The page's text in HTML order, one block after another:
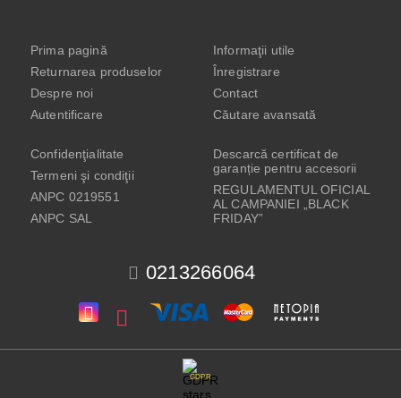
0213266064
Prima pagină
Returnarea produselor
Despre noi
Autentificare
Informaţii utile
Înregistrare
Contact
Căutare avansată
Confidenţialitate
Termeni şi condiţii
ANPC 0219551
ANPC SAL
Descarcă certificat de
garanție pentru accesorii
REGULAMENTUL OFICIAL
AL CAMPANIEI „BLACK
FRIDAY”
GDPR